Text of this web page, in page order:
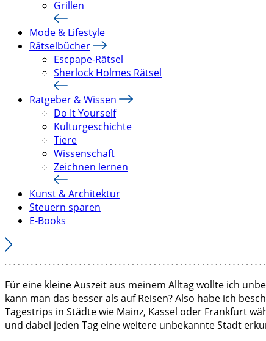
Grillen
Mode & Lifestyle
Rätselbücher
Escpape-Rätsel
Sherlock Holmes Rätsel
Ratgeber & Wissen
Do It Yourself
Kulturgeschichte
Tiere
Wissenschaft
Zeichnen lernen
Kunst & Architektur
Steuern sparen
E-Books
Für eine kleine Auszeit aus meinem Alltag wollte ich
kann man das besser als auf Reisen? Also habe ich
Tagestrips in Städte wie Mainz, Kassel oder Frankfurt
und dabei jeden Tag eine weitere unbekannte Stadt